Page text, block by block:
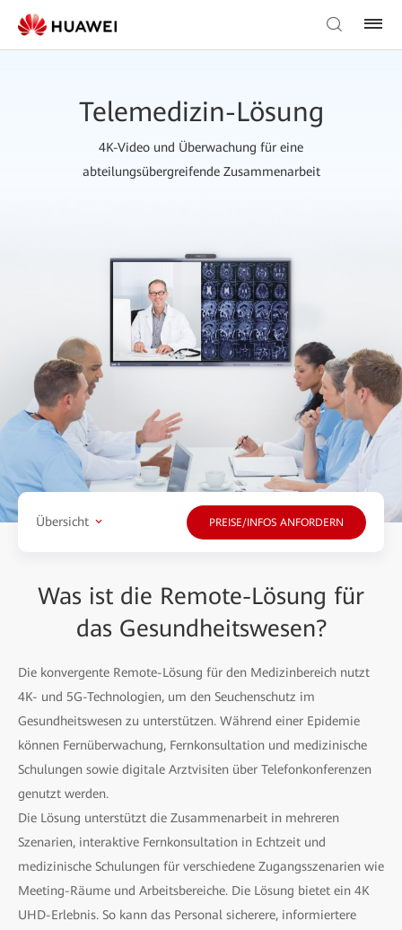
Telemedizin-Lösung
4K-Video und Überwachung für eine
abteilungsübergreifende Zusammenarbeit
Übersicht PREISE/INFOS ANFORDERN
Was ist die Remote-Lösung für
das Gesundheitswesen?
Die konvergente Remote-Lösung für den Medizinbereich nutzt
4K- und 5G-Technologien, um den Seuchenschutz im
Gesundheitswesen zu unterstützen. Während einer Epidemie
können Fernüberwachung, Fernkonsultation und medizinische
Schulungen sowie digitale Arztvisiten über Telefonkonferenzen
genutzt werden.
Die Lösung unterstützt die Zusammenarbeit in mehreren
Szenarien, interaktive Fernkonsultation in Echtzeit und
medizinische Schulungen für verschiedene Zugangsszenarien wie
Meeting-Räume und Arbeitsbereiche. Die Lösung bietet ein 4K
UHD-Erlebnis. So kann das Personal sicherere, informiertere